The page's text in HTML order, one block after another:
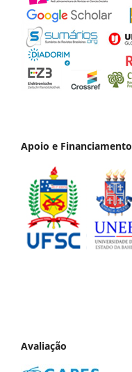
Apoio e Financiamento
Avaliação